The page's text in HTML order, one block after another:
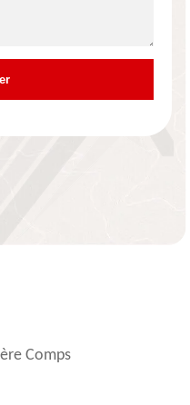
Comps